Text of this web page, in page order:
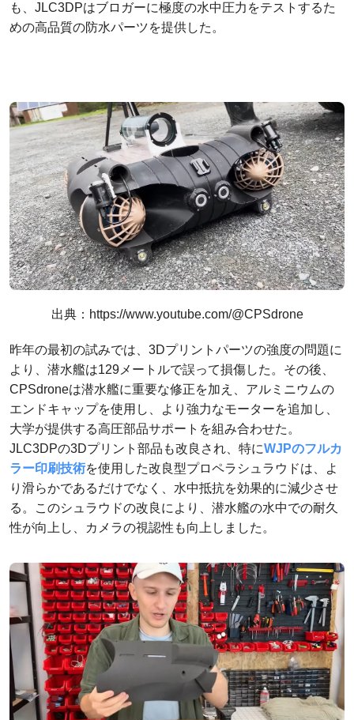
も、JLC3DPはブロガーに極度の水中圧力をテストするた
めの高品質の防水パーツを提供した。
出典：https://www.youtube.com/@CPSdrone
昨年の最初の試みでは、3Dプリントパーツの強度の問題に
より、潜水艦は129メートルで誤って損傷した。その後、
CPSdroneは潜水艦に重要な修正を加え、アルミニウムの
エンドキャップを使用し、より強力なモーターを追加し、
大学が提供する高圧部品サポートを組み合わせた。
JLC3DPの3Dプリント部品も改良され、特にWJPのフルカ
ラー印刷技術を使用した改良型プロペラシュラウドは、よ
り滑らかであるだけでなく、水中抵抗を効果的に減少させ
る。このシュラウドの改良により、潜水艦の水中での耐久
性が向上し、カメラの視認性も向上しました。